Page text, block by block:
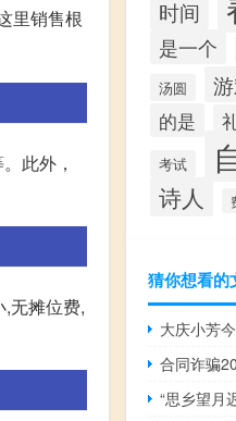
里销售根
此外，
无摊位费,
时间
是一个
汤圆
的是
考试
诗人
猜你想看的
大庆小芳
合同诈骗
“思乡望月